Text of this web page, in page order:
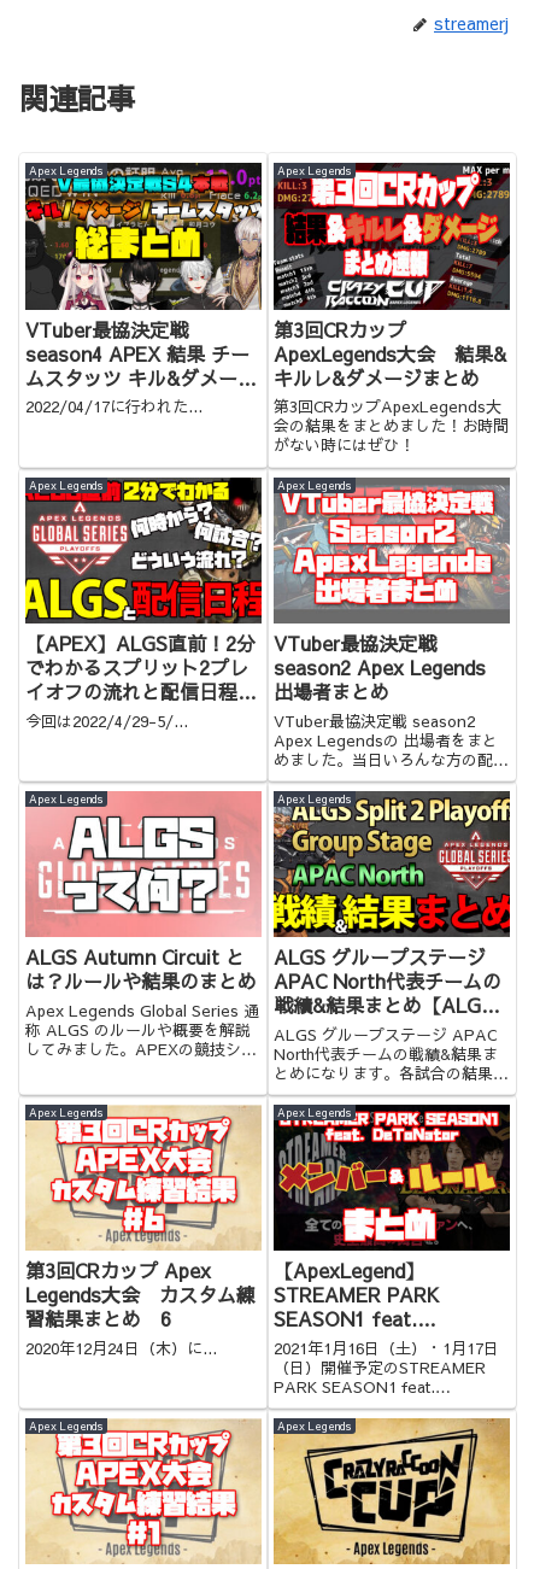
streamerj
関連記事
Apex Legends
VTuber最協決定戦
season4 APEX 結果 チー
ムスタッツ キル&ダメージ
ランキングまとめ
2022/04/17に行われた...
Apex Legends
第3回CRカップ
ApexLegends大会 結果&
キルレ&ダメージまとめ
第3回CRカップApexLegends大
会の結果をまとめました！お時間
がない時にはぜひ！
Apex Legends
【APEX】ALGS直前！2分
でわかるスプリット2プレ
イオフの流れと配信日程&
グループ紹介【Apex
今回は2022/4/29-5/...
Apex Legends
VTuber最協決定戦
season2 Apex Legends
出場者まとめ
VTuber最協決定戦 season2
Apex Legendsの 出場者をまと
めました。当日いろんな方の配信
を行ったり来たりするのに便利で
す！
Apex Legends
ALGS Autumn Circuit と
は？ルールや結果のまとめ
Apex Legends Global Series 通
称 ALGS のルールや概要を解説
してみました。APEXの競技シー
ら見ると何倍も面白い観戦になり
ます！
Apex Legends
ALGS グループステージ
APAC North代表チームの
戦績&結果まとめ【ALGS
Split 2 Playoffs Group
Stage】
ALGS グループステージ APAC
North代表チームの戦績&結果ま
とめになります。各試合の結果が
一目でわかるので是非！
Apex Legends
第3回CRカップ Apex
Legends大会 カスタム練
習結果まとめ 6
2020年12月24日（木）に...
Apex Legends
【ApexLegend】
STREAMER PARK
SEASON1 feat.
DeToNatorメンバー チー
ム ルールまとめ【APEX
イベント】
2021年1月16日（土）・1月17日
（日）開催予定のSTREAMER
PARK SEASON1 feat.
DeToNator についてまとめまし
た
Apex Legends Apex Legends